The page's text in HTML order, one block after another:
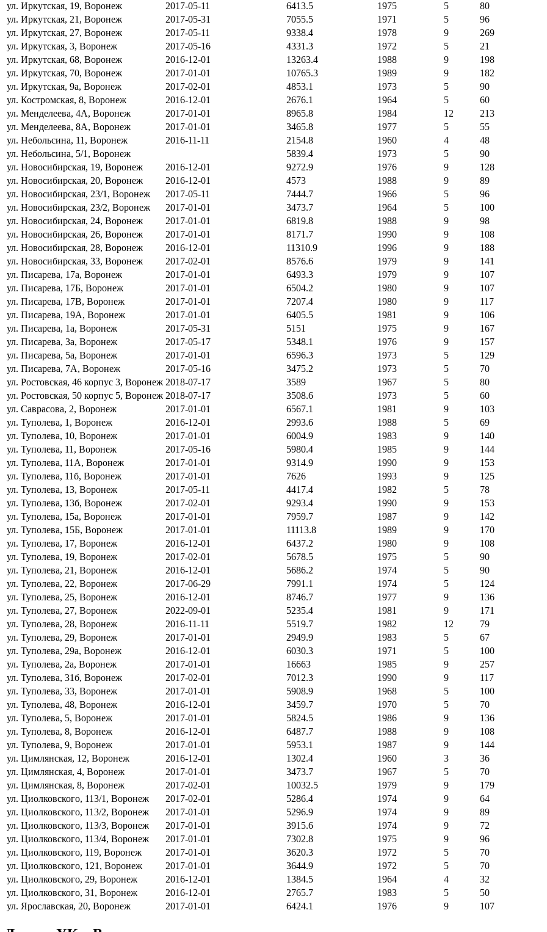
ул. Иркутская, 19, Воронеж
2017-05-11 6413.5 1975 5
80
ул. Иркутская, 21, Воронеж
2017-05-31 7055.5 1971 5
96
ул. Иркутская, 27, Воронеж
2017-05-11 9338.4 1978 9
269
ул. Иркутская, 3, Воронеж
2017-05-16 4331.3 1972 5
21
ул. Иркутская, 68, Воронеж
2016-12-01 13263.4 1988 9
198
ул. Иркутская, 70, Воронеж
2017-01-01 10765.3 1989 9
182
ул. Иркутская, 9а, Воронеж
2017-02-01 4853.1 1973 5
90
ул. Костромская, 8, Воронеж
2016-12-01 2676.1 1964 5
60
ул. Менделеева, 4А, Воронеж
2017-01-01 8965.8 1984 12
213
ул. Менделеева, 8А, Воронеж
2017-01-01 3465.8 1977 5
55
ул. Небольсина, 11, Воронеж
2016-11-11 2154.8 1960 4
48
ул. Небольсина, 5/1, Воронеж
5839.4 1973 5
90
ул. Новосибирская, 19, Воронеж
2016-12-01 9272.9 1976 9
128
ул. Новосибирская, 20, Воронеж
2016-12-01 4573 1988 9
89
ул. Новосибирская, 23/1, Воронеж
2017-05-11 7444.7 1966 5
96
ул. Новосибирская, 23/2, Воронеж
2017-01-01 3473.7 1964 5
100
ул. Новосибирская, 24, Воронеж
2017-01-01 6819.8 1988 9
98
ул. Новосибирская, 26, Воронеж
2017-01-01 8171.7 1990 9
108
ул. Новосибирская, 28, Воронеж
2016-12-01 11310.9 1996 9
188
ул. Новосибирская, 33, Воронеж
2017-02-01 8576.6 1979 9
141
ул. Писарева, 17а, Воронеж
2017-01-01 6493.3 1979 9
107
ул. Писарева, 17Б, Воронеж
2017-01-01 6504.2 1980 9
107
ул. Писарева, 17В, Воронеж
2017-01-01 7207.4 1980 9
117
ул. Писарева, 19А, Воронеж
2017-01-01 6405.5 1981 9
106
ул. Писарева, 1а, Воронеж
2017-05-31 5151 1975 9
167
ул. Писарева, 3а, Воронеж
2017-05-17 5348.1 1976 9
157
ул. Писарева, 5а, Воронеж
2017-01-01 6596.3 1973 5
129
ул. Писарева, 7А, Воронеж
2017-05-16 3475.2 1973 5
70
ул. Ростовская, 46 корпус 3, Воронеж 2018-07-17 3589 1967 5
80
ул. Ростовская, 50 корпус 5, Воронеж 2018-07-17 3508.6 1973 5
60
ул. Саврасова, 2, Воронеж
2017-01-01 6567.1 1981 9
103
ул. Туполева, 1, Воронеж
2016-12-01 2993.6 1988 5
69
ул. Туполева, 10, Воронеж
2017-01-01 6004.9 1983 9
140
ул. Туполева, 11, Воронеж
2017-05-16 5980.4 1985 9
144
ул. Туполева, 11А, Воронеж
2017-01-01 9314.9 1990 9
153
ул. Туполева, 11б, Воронеж
2017-01-01 7626 1993 9
125
ул. Туполева, 13, Воронеж
2017-05-11 4417.4 1982 5
78
ул. Туполева, 13б, Воронеж
2017-02-01 9293.4 1990 9
153
ул. Туполева, 15а, Воронеж
2017-01-01 7959.7 1987 9
142
ул. Туполева, 15Б, Воронеж
2017-01-01 11113.8 1989 9
170
ул. Туполева, 17, Воронеж
2016-12-01 6437.2 1980 9
108
ул. Туполева, 19, Воронеж
2017-02-01 5678.5 1975 5
90
ул. Туполева, 21, Воронеж
2016-12-01 5686.2 1974 5
90
ул. Туполева, 22, Воронеж
2017-06-29 7991.1 1974 5
124
ул. Туполева, 25, Воронеж
2016-12-01 8746.7 1977 9
136
ул. Туполева, 27, Воронеж
2022-09-01 5235.4 1981 9
171
ул. Туполева, 28, Воронеж
2016-11-11 5519.7 1982 12
79
ул. Туполева, 29, Воронеж
2017-01-01 2949.9 1983 5
67
ул. Туполева, 29а, Воронеж
2016-12-01 6030.3 1971 5
100
ул. Туполева, 2а, Воронеж
2017-01-01 16663 1985 9
257
ул. Туполева, 31б, Воронеж
2017-02-01 7012.3 1990 9
117
ул. Туполева, 33, Воронеж
2017-01-01 5908.9 1968 5
100
ул. Туполева, 48, Воронеж
2016-12-01 3459.7 1970 5
70
ул. Туполева, 5, Воронеж
2017-01-01 5824.5 1986 9
136
ул. Туполева, 8, Воронеж
2016-12-01 6487.7 1988 9
108
ул. Туполева, 9, Воронеж
2017-01-01 5953.1 1987 9
144
ул. Цимлянская, 12, Воронеж
2016-12-01 1302.4 1960 3
36
ул. Цимлянская, 4, Воронеж
2017-01-01 3473.7 1967 5
70
ул. Цимлянская, 8, Воронеж
2017-02-01 10032.5 1979 9
179
ул. Циолковского, 113/1, Воронеж
2017-02-01 5286.4 1974 9
64
ул. Циолковского, 113/2, Воронеж
2017-01-01 5296.9 1974 9
89
ул. Циолковского, 113/3, Воронеж
2017-01-01 3915.6 1974 9
72
ул. Циолковского, 113/4, Воронеж
2017-01-01 7302.8 1975 9
96
ул. Циолковского, 119, Воронеж
2017-01-01 3620.3 1972 5
70
ул. Циолковского, 121, Воронеж
2017-01-01 3644.9 1972 5
70
ул. Циолковского, 29, Воронеж
2016-12-01 1384.5 1964 4
32
ул. Циолковского, 31, Воронеж
2016-12-01 2765.7 1983 5
50
ул. Ярославская, 20, Воронеж
2017-01-01 6424.1 1976 9 107